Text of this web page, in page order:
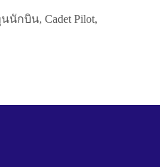
นักบิน, Cadet Pilot,